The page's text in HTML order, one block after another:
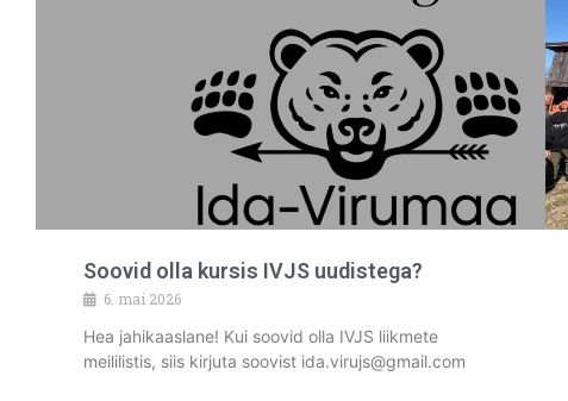
Soovid olla kursis IVJS uudistega?
6. mai 2026
Hea jahikaaslane! Kui soovid olla IVJS liikmete
meililistis, siis kirjuta soovist ida.virujs@gmail.com